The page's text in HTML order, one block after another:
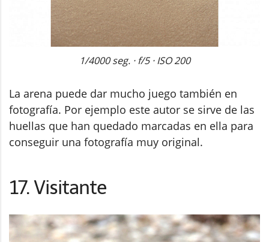
1/4000 seg. · f/5 · ISO 200
La arena puede dar mucho juego también en
fotografía. Por ejemplo este autor se sirve de las
huellas que han quedado marcadas en ella para
conseguir una fotografía muy original.
17. Visitante